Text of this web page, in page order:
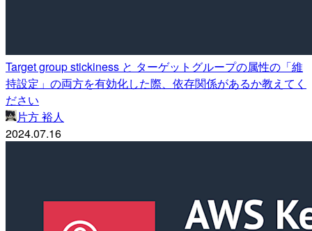
Target group stickiness と ターゲットグループの属性の「維
持設定」の両方を有効化した際、依存関係があるか教えてく
ださい
片方 裕人
2024.07.16